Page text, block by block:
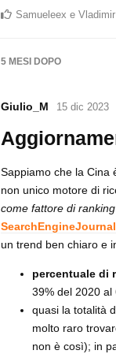
Samueleex e Vladimir
5 MESI DOPO
Giulio_M 15 dic 2023
Sappiamo che la Cina
non unico motore di
come fattore di
SearchEngineJournal
un trend ben chiaro e
percentuale di
39% del 2020 al
quasi la totalità
molto raro
non è così); in